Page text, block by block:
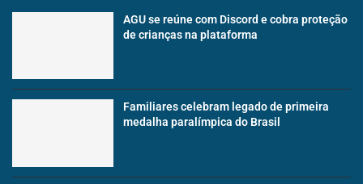
AGU se reúne com Discord e cobra proteção
de crianças na plataforma
Familiares celebram legado de primeira
medalha paralímpica do Brasil